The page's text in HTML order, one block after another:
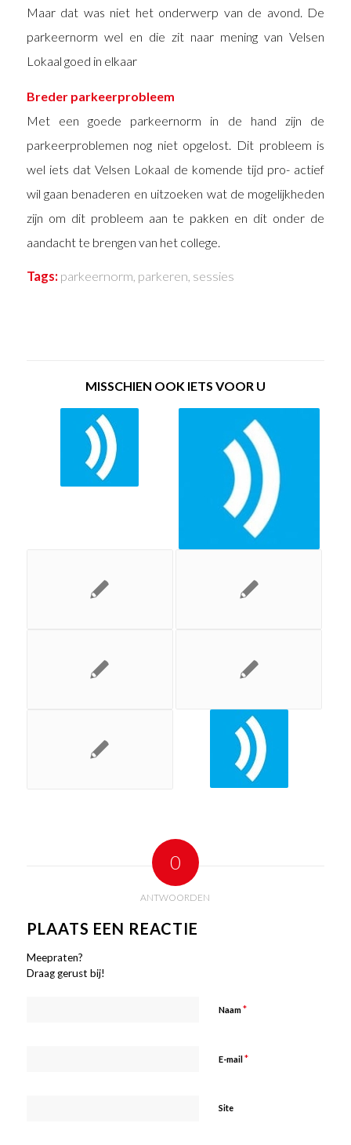
Maar dat was niet het onderwerp van de avond. De
parkeernorm wel en die zit naar mening van Velsen
Lokaal goed in elkaar
Breder parkeerprobleem
Met een goede parkeernorm in de hand zijn de
parkeerproblemen nog niet opgelost. Dit probleem is
wel iets dat Velsen Lokaal de komende tijd pro- actief
wil gaan benaderen en uitzoeken wat de mogelijkheden
zijn om dit probleem aan te pakken en dit onder de
aandacht te brengen van het college.
Tags: parkeernorm, parkeren, sessies
MISSCHIEN OOK IETS VOOR U
0
ANTWOORDEN
PLAATS EEN REACTIE
Meepraten?
Draag gerust bij!
Naam*
E-mail *
Site